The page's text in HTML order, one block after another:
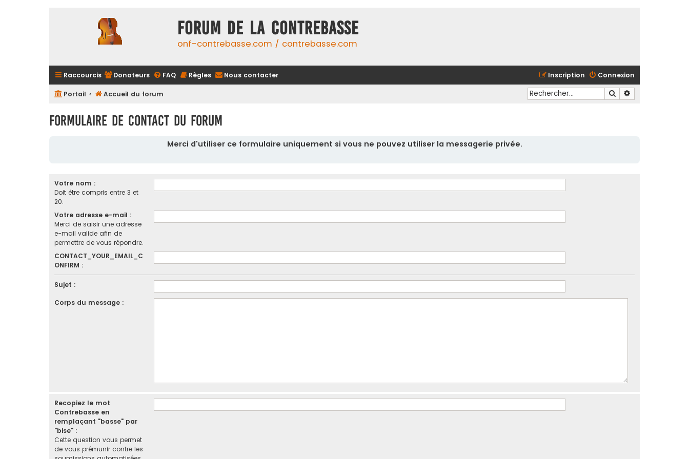
FORUM DE LA CONTREBASSE
onf-contrebasse.com / contrebasse.com
Raccourcis Donateurs FAQ Règles Nous contacter Connexion
Inscription
Portail Accueil du forum Rechercher
Formulaire de contact du forum
Merci d'utiliser ce formulaire uniquement si vous ne pouvez utiliser la messagerie privée.
Votre nom :
Doit être compris entre 3 et
20.
Votre adresse e-mail :
Merci de saisir une adresse
e-mail valide afin de
permettre de vous répondre.
CONTACT_YOUR_EMAIL_C
ONFIRM :
Sujet :
Corps du message :
Recopiez le mot
Contrebasse en
remplaçant "basse" par
"bise" :
Cette question vous permet
de vous prémunir contre les